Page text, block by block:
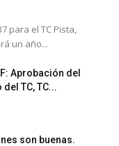
para el TC Pista,
un año...
Aprobación del
TC, TC...
son buenas.